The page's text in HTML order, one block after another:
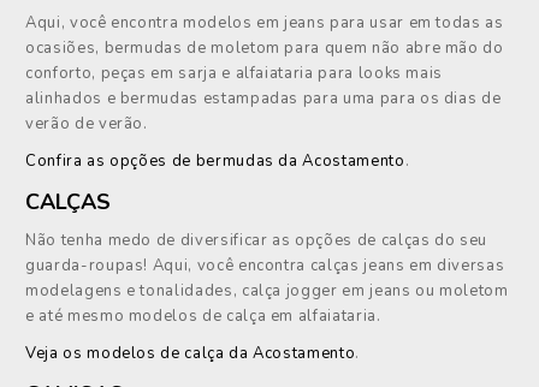
Aqui, você encontra modelos em jeans para usar em todas as
ocasiões, bermudas de moletom para quem não abre mão do
conforto, peças em sarja e alfaiataria para looks mais
alinhados e bermudas estampadas para uma para os dias de
verão de verão.
Confira as opções de bermudas da Acostamento.
CALÇAS
Não tenha medo de diversificar as opções de calças do seu
guarda-roupas! Aqui, você encontra calças jeans em diversas
modelagens e tonalidades, calça jogger em jeans ou moletom
e até mesmo modelos de calça em alfaiataria.
Veja os modelos de calça da Acostamento.